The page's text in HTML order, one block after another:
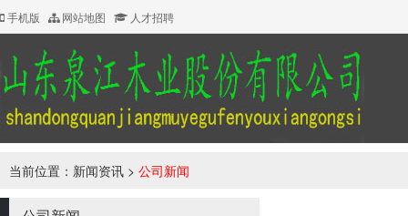
手机版 网站地图 人才招聘
当前位置： 新闻资讯 > 公司新闻